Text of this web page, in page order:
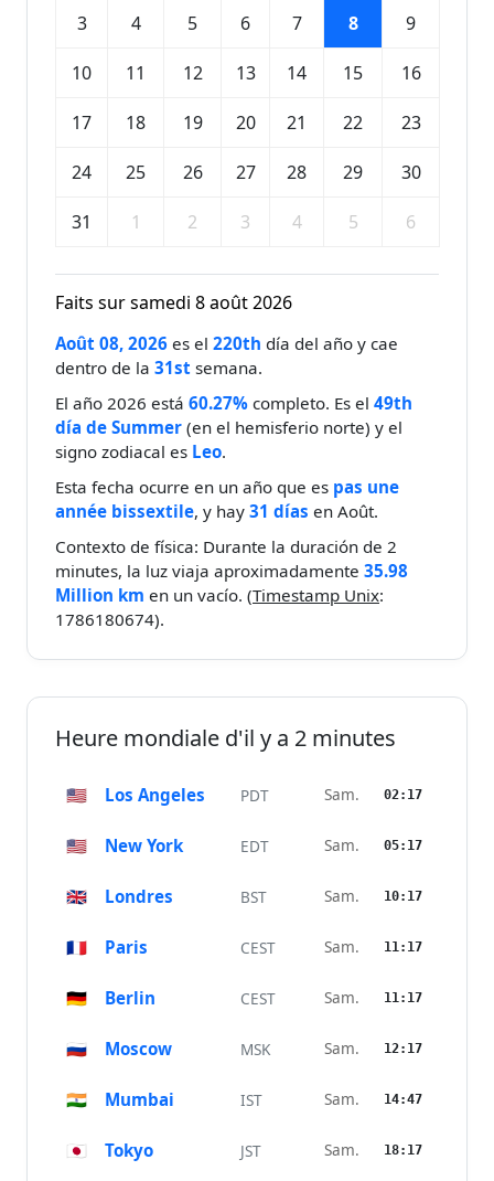
3 4 5 6 7 8 9
10 11 12 13 14 15 16
17 18 19 20 21 22 23
24 25 26 27 28 29 30
31 1 2 3 4 5 6
Faits sur samedi 8 août 2026
Août 08, 2026 es el 220th día del año y cae
dentro de la 31st semana.
El año 2026 está 60.27% completo. Es el 49th
día de Summer (en el hemisferio norte) y el
signo zodiacal es Leo.
Esta fecha ocurre en un año que es pas une
année bissextile, y hay 31 días en Août.
Contexto de física: Durante la duración de 2
minutes, la luz viaja aproximadamente 35.98
Million km en un vacío. (Timestamp Unix:
1786180674).
Heure mondiale d'il y a 2 minutes
🇺🇸 Los Angeles PDT Sam. 02:17
🇺🇸 New York EDT Sam. 05:17
🇬🇧 Londres BST Sam. 10:17
🇫🇷 Paris CEST Sam. 11:17
🇩🇪 Berlin CEST Sam. 11:17
🇷🇺 Moscow MSK Sam. 12:17
🇮🇳 Mumbai IST Sam. 14:47
🇯🇵 Tokyo JST Sam. 18:17